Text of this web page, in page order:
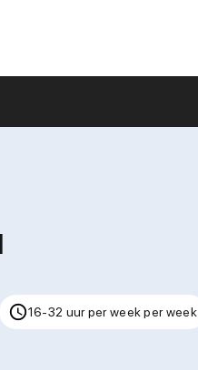
16-32 uur per week per week